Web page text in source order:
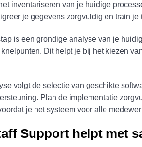
inventariseren van je huidige
je gegevens zorgvuldig en train
is een grondige analyse van je
Dit helpt je bij het kiezen
volgt de selectie van geschikte
Plan de implementatie
je het systeem voor alle
Support helpt met